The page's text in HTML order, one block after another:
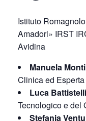
Istituto
Amadori» IRST
Avidina
Manuela Monti
Clinica ed
Luca Battistelli
Tecnologico e del
Stefania